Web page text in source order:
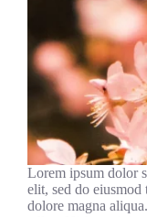
Lorem ipsum dolor
elit, sed do
dolore magna